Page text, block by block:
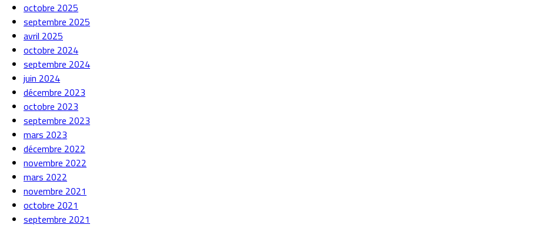
octobre 2025
septembre 2025
avril 2025
octobre 2024
septembre 2024
juin 2024
décembre 2023
octobre 2023
septembre 2023
mars 2023
décembre 2022
novembre 2022
mars 2022
novembre 2021
octobre 2021
septembre 2021